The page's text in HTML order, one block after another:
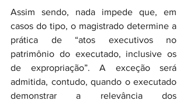
Assim sendo, nada impede que, em
casos do tipo, o magistrado determine a
prática de “atos executivos no
patrimônio do executado, inclusive os
de expropriação”. A exceção será
admitida, contudo, quando o executado
demonstrar a relevância dos